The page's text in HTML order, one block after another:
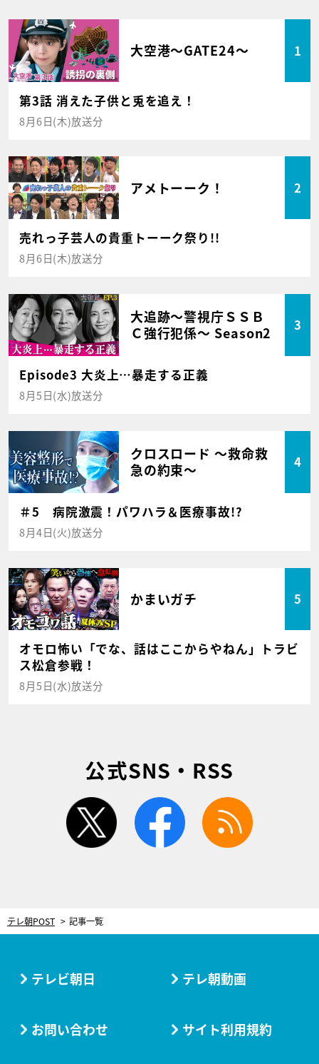
大空港～GATE24～ 1
第3話 消えた子供と兎を追え！
8月6日(木)放送分
アメトーーク！ 2
売れっ子芸人の貴重トーーク祭り!!
8月6日(木)放送分
大追跡～警視庁ＳＳＢ
Ｃ強行犯係～ Season2
3
Episode3 大炎上…暴走する正義
8月5日(水)放送分
クロスロード ～救命救
急の約束～
4
＃5 病院激震！パワハラ＆医療事故!?
8月4日(火)放送分
かまいガチ 5
オモロ怖い「でな、話はここからやねん」トラビ
ス松倉参戦！
8月5日(水)放送分
公式SNS・RSS
twitter facebook
テレ朝POST 記事一覧
テレビ朝日 テレ朝動画
お問い合わせ サイト利用規約